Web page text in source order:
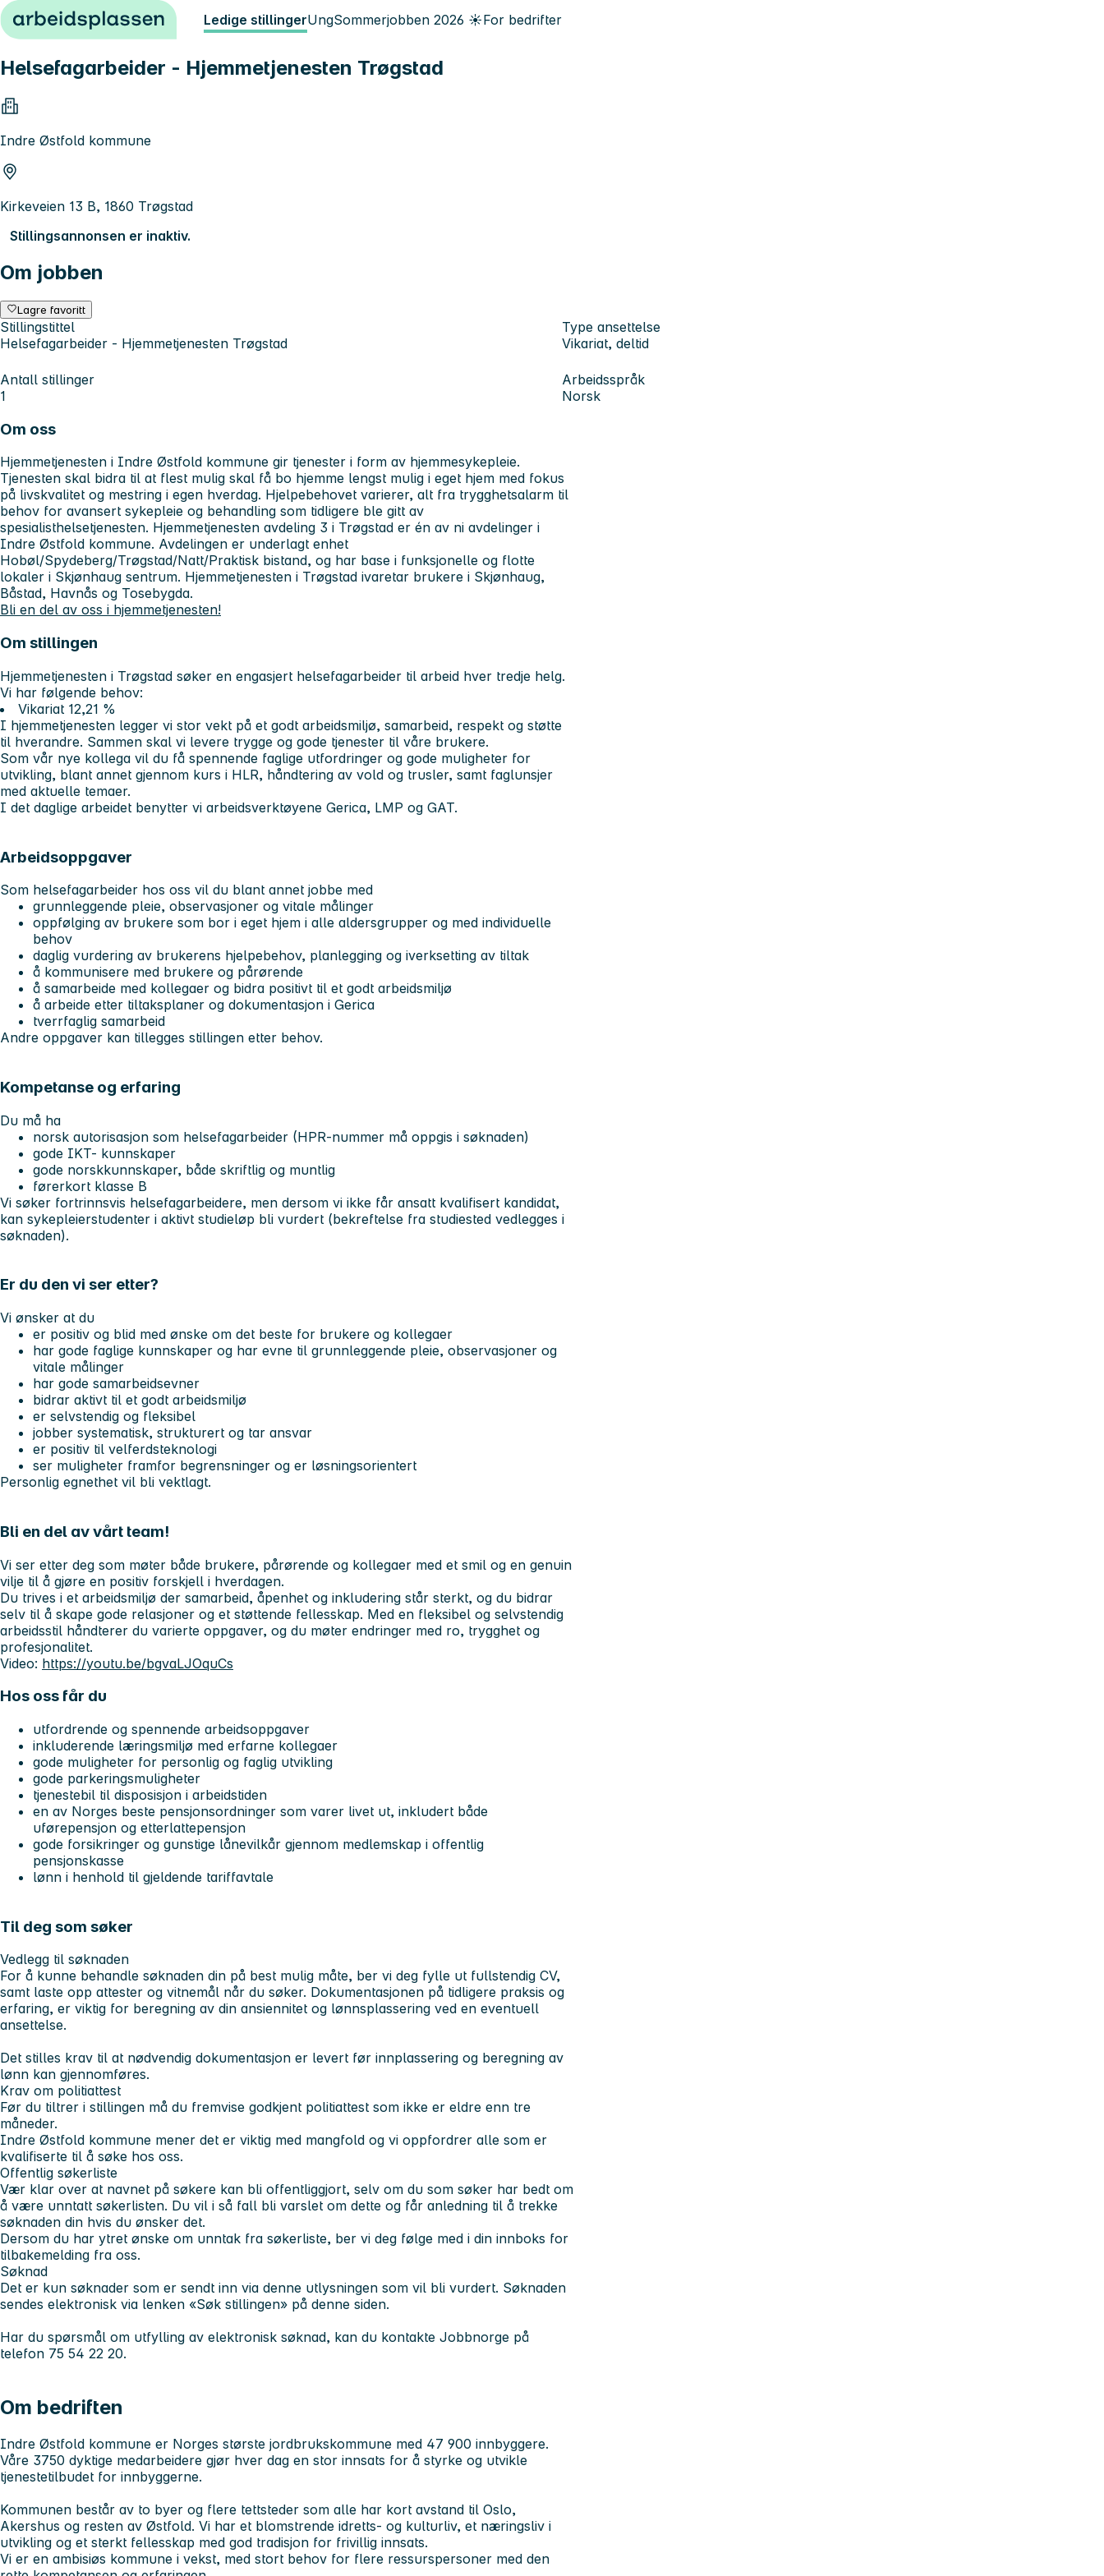
Hopp til innhold Ledige stillingerUngSommerjobben 2026 ☀️For bedrifter
Helsefagarbeider - Hjemmetjenesten Trøgstad
Indre Østfold kommune
Kirkeveien 13 B, 1860 Trøgstad
Stillingsannonsen er inaktiv.
Om jobben
Lagre favoritt
Stillingstittel
Helsefagarbeider - Hjemmetjenesten Trøgstad
Type ansettelse
Vikariat, deltid
Antall stillinger
1
Arbeidsspråk
Norsk
Om oss
Hjemmetjenesten i Indre Østfold kommune gir tjenester i form av hjemmesykepleie.
Tjenesten skal bidra til at flest mulig skal få bo hjemme lengst mulig i eget hjem med fokus
på livskvalitet og mestring i egen hverdag. Hjelpebehovet varierer, alt fra trygghetsalarm til
behov for avansert sykepleie og behandling som tidligere ble gitt av
spesialisthelsetjenesten. Hjemmetjenesten avdeling 3 i Trøgstad er én av ni avdelinger i
Indre Østfold kommune. Avdelingen er underlagt enhet
Hobøl/Spydeberg/Trøgstad/Natt/Praktisk bistand, og har base i funksjonelle og flotte
lokaler i Skjønhaug sentrum. Hjemmetjenesten i Trøgstad ivaretar brukere i Skjønhaug,
Båstad, Havnås og Tosebygda.
Bli en del av oss i hjemmetjenesten!
Om stillingen
Hjemmetjenesten i Trøgstad søker en engasjert helsefagarbeider til arbeid hver tredje helg.
Vi har følgende behov:
Vikariat 12,21 %
I hjemmetjenesten legger vi stor vekt på et godt arbeidsmiljø, samarbeid, respekt og støtte
til hverandre. Sammen skal vi levere trygge og gode tjenester til våre brukere.
Som vår nye kollega vil du få spennende faglige utfordringer og gode muligheter for
utvikling, blant annet gjennom kurs i HLR, håndtering av vold og trusler, samt faglunsjer
med aktuelle temaer.
I det daglige arbeidet benytter vi arbeidsverktøyene Gerica, LMP og GAT.
Arbeidsoppgaver
Som helsefagarbeider hos oss vil du blant annet jobbe med
grunnleggende pleie, observasjoner og vitale målinger
oppfølging av brukere som bor i eget hjem i alle aldersgrupper og med individuelle
behov
daglig vurdering av brukerens hjelpebehov, planlegging og iverksetting av tiltak
å kommunisere med brukere og pårørende
å samarbeide med kollegaer og bidra positivt til et godt arbeidsmiljø
å arbeide etter tiltaksplaner og dokumentasjon i Gerica
tverrfaglig samarbeid
Andre oppgaver kan tillegges stillingen etter behov.
Kompetanse og erfaring
Du må ha
norsk autorisasjon som helsefagarbeider (HPR-nummer må oppgis i søknaden)
gode IKT- kunnskaper
gode norskkunnskaper, både skriftlig og muntlig
førerkort klasse B
Vi søker fortrinnsvis helsefagarbeidere, men dersom vi ikke får ansatt kvalifisert kandidat,
kan sykepleierstudenter i aktivt studieløp bli vurdert (bekreftelse fra studiested vedlegges i
søknaden).
Er du den vi ser etter?
Vi ønsker at du
er positiv og blid med ønske om det beste for brukere og kollegaer
har gode faglige kunnskaper og har evne til grunnleggende pleie, observasjoner og
vitale målinger
har gode samarbeidsevner
bidrar aktivt til et godt arbeidsmiljø
er selvstendig og fleksibel
jobber systematisk, strukturert og tar ansvar
er positiv til velferdsteknologi
ser muligheter framfor begrensninger og er løsningsorientert
Personlig egnethet vil bli vektlagt.
Bli en del av vårt team!
Vi ser etter deg som møter både brukere, pårørende og kollegaer med et smil og en genuin
vilje til å gjøre en positiv forskjell i hverdagen.
Du trives i et arbeidsmiljø der samarbeid, åpenhet og inkludering står sterkt, og du bidrar
selv til å skape gode relasjoner og et støttende fellesskap. Med en fleksibel og selvstendig
arbeidsstil håndterer du varierte oppgaver, og du møter endringer med ro, trygghet og
profesjonalitet.
Video: https://youtu.be/bgvaLJOquCs
Hos oss får du
utfordrende og spennende arbeidsoppgaver
inkluderende læringsmiljø med erfarne kollegaer
gode muligheter for personlig og faglig utvikling
gode parkeringsmuligheter
tjenestebil til disposisjon i arbeidstiden
en av Norges beste pensjonsordninger som varer livet ut, inkludert både
uførepensjon og etterlattepensjon
gode forsikringer og gunstige lånevilkår gjennom medlemskap i offentlig
pensjonskasse
lønn i henhold til gjeldende tariffavtale
Til deg som søker
Vedlegg til søknaden
For å kunne behandle søknaden din på best mulig måte, ber vi deg fylle ut fullstendig CV,
samt laste opp attester og vitnemål når du søker. Dokumentasjonen på tidligere praksis og
erfaring, er viktig for beregning av din ansiennitet og lønnsplassering ved en eventuell
ansettelse.
Det stilles krav til at nødvendig dokumentasjon er levert før innplassering og beregning av
lønn kan gjennomføres.
Krav om politiattest
Før du tiltrer i stillingen må du fremvise godkjent politiattest som ikke er eldre enn tre
måneder.
Indre Østfold kommune mener det er viktig med mangfold og vi oppfordrer alle som er
kvalifiserte til å søke hos oss.
Offentlig søkerliste
Vær klar over at navnet på søkere kan bli offentliggjort, selv om du som søker har bedt om
å være unntatt søkerlisten. Du vil i så fall bli varslet om dette og får anledning til å trekke
søknaden din hvis du ønsker det.
Dersom du har ytret ønske om unntak fra søkerliste, ber vi deg følge med i din innboks for
tilbakemelding fra oss.
Søknad
Det er kun søknader som er sendt inn via denne utlysningen som vil bli vurdert. Søknaden
sendes elektronisk via lenken «Søk stillingen» på denne siden.
Har du spørsmål om utfylling av elektronisk søknad, kan du kontakte Jobbnorge på
telefon 75 54 22 20.
Om bedriften
Indre Østfold kommune er Norges største jordbrukskommune med 47 900 innbyggere.
Våre 3750 dyktige medarbeidere gjør hver dag en stor innsats for å styrke og utvikle
tjenestetilbudet for innbyggerne.
Kommunen består av to byer og flere tettsteder som alle har kort avstand til Oslo,
Akershus og resten av Østfold. Vi har et blomstrende idretts- og kulturliv, et næringsliv i
utvikling og et sterkt fellesskap med god tradisjon for frivillig innsats.
Vi er en ambisiøs kommune i vekst, med stort behov for flere ressurspersoner med den